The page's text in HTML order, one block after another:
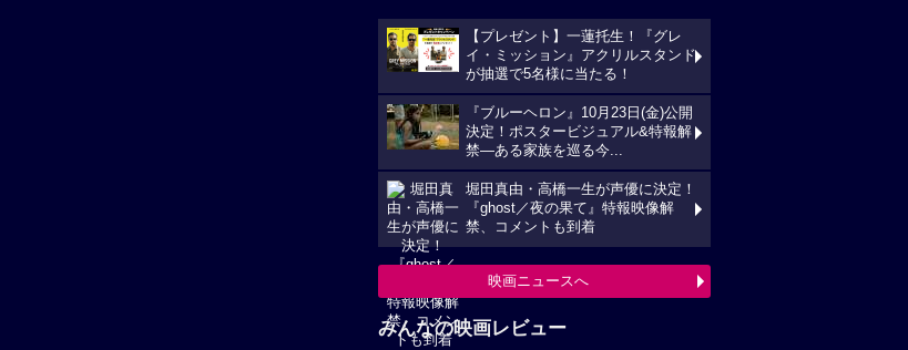
【プレゼント】一蓮托生！『グレ
イ・ミッション』アクリルスタンド
が抽選で5名様に当たる！
『ブルーヘロン』10月23日(金)公開
決定！ポスタービジュアル&特報解
禁―ある家族を巡る今...
堀田真由・高橋一生が声優に決定！
『ghost／夜の果て』特報映像解
禁、コメントも到着
映画ニュースへ
みんなの映画レビュー